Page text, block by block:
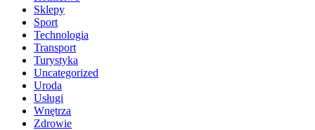
Sklepy
Sport
Technologia
Transport
Turystyka
Uncategorized
Uroda
Usługi
Wnętrza
Zdrowie